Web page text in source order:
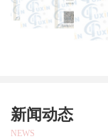
新闻动态
NEWS